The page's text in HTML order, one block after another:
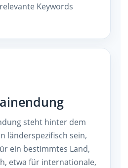
Keywords
steht hinter dem
länderspezifisch sein,
ein bestimmtes Land,
etwa für internationale,